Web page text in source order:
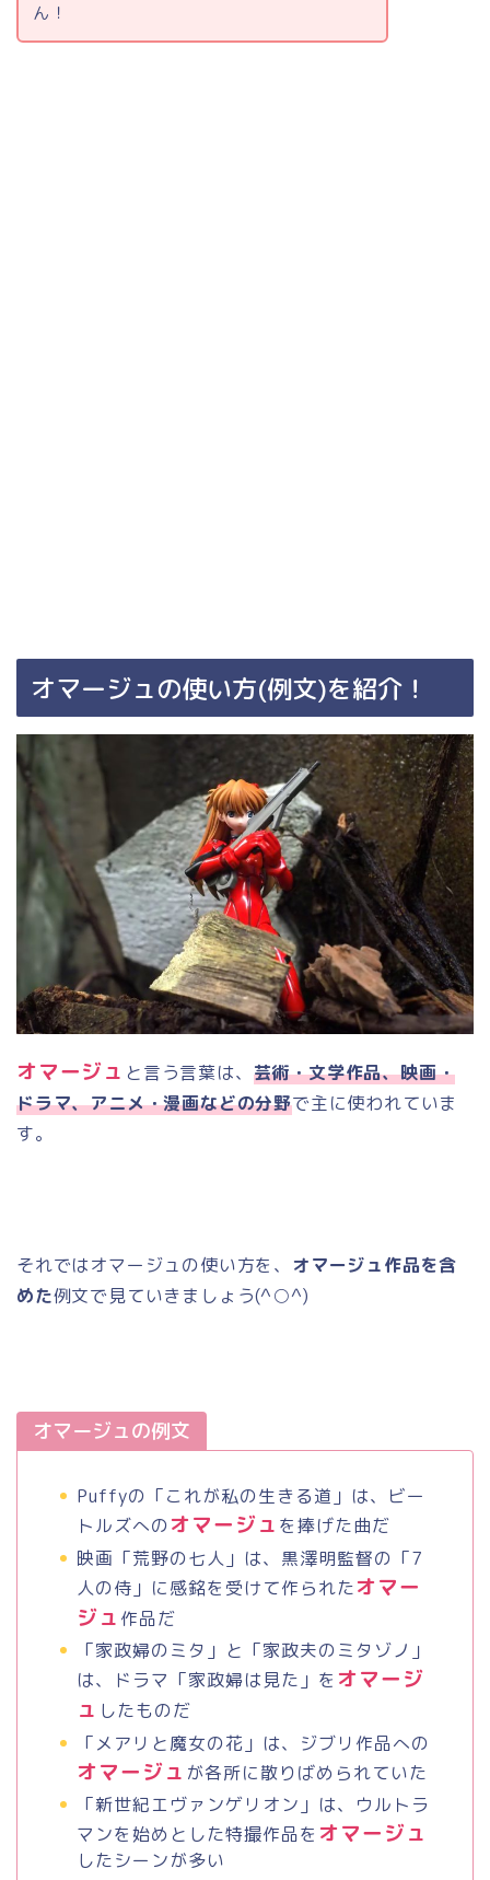
ん！
オマージュの使い方(例文)を紹介！
オマージュ と言う言葉は、 芸術・文学作品、映画・
ドラマ、アニメ・漫画などの分野で主に使われていま
す。
それではオマージュの使い方を、 オマージュ作品を含
めた例文で見ていきましょう(^○^)
オマージュの例文
Puffyの「これが私の生きる道」は、ビー
トルズへのオマージュ を捧げた曲だ
映画「荒野の七人」は、黒澤明監督の「7
人の侍」に感銘を受けて作られたオマー
ジュ 作品だ
「家政婦のミタ」と「家政夫のミタゾノ」
は、ドラマ「家政婦は見た」を オマージ
ュ したものだ
「メアリと魔女の花」は、ジブリ作品への
オマージュ が各所に散りばめられていた
「新世紀エヴァンゲリオン」は、ウルトラ
マンを始めとした特撮作品を オマージュ
したシーンが多い